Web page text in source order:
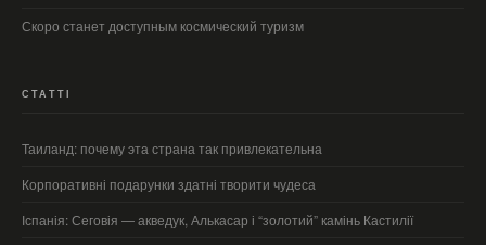
Скоро станет доступным космический туризм
СТАТТІ
Таиланд: почему эта страна так привлекательна
Корпоративні подарунки здатні творити чудеса
Іспанія: Сеговія — акведук, Алькасар і “золотий” камінь Кастилії